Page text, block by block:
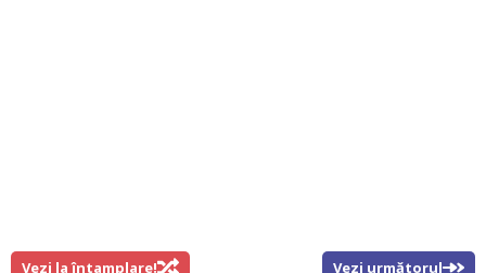
Vezi la întamplare! Vezi următorul